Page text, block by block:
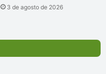
3 de agosto de 2026